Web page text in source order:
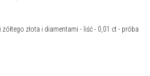
złota i diamentami - liść - 0,01 ct - próba